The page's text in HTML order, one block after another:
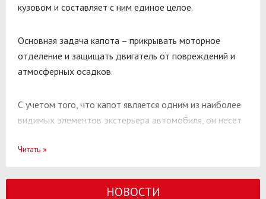
кузовом и составляет с ним единое целое.
Основная задача капота – прикрывать моторное
отделение и защищать двигатель от повреждений и
атмосферных осадков.
С учетом того, что капот является одним из наиболее
видимых элементов экстерьера автомобиля, он несет
Читать »
НОВОСТИ